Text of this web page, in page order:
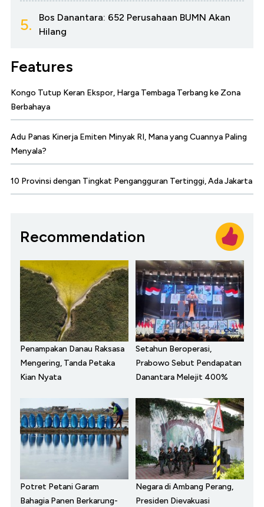
5.
Bos Danantara: 652 Perusahaan BUMN Akan
Hilang
Features
Kongo Tutup Keran Ekspor, Harga Tembaga Terbang ke Zona
Berbahaya
Adu Panas Kinerja Emiten Minyak RI, Mana yang Cuannya Paling
Menyala?
10 Provinsi dengan Tingkat Pengangguran Tertinggi, Ada Jakarta
Recommendation
Penampakan Danau Raksasa
Mengering, Tanda Petaka
Kian Nyata
Setahun Beroperasi,
Prabowo Sebut Pendapatan
Danantara Melejit 400%
Potret Petani Garam
Bahagia Panen Berkarung-
Negara di Ambang Perang,
Presiden Dievakuasi